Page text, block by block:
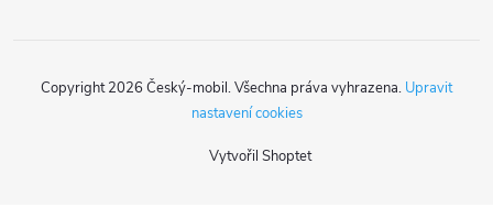
Vytvořil Shoptet
Copyright 2026 Český-mobil. Všechna práva vyhrazena. Upravit
nastavení cookies